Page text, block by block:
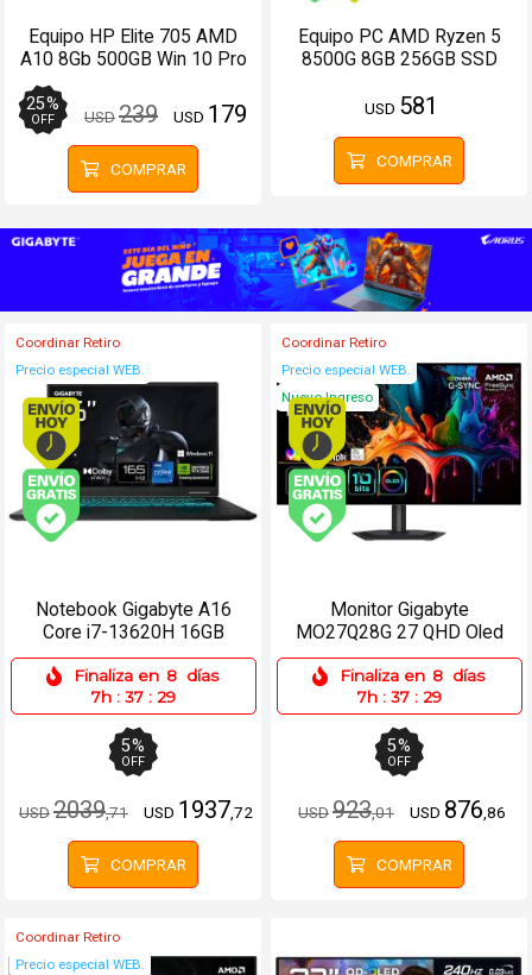
Equipo HP Elite 705 AMD
A10 8Gb 500GB Win 10 Pro
25%
OFF USD239 USD 179
COMPRAR
Equipo PC AMD Ryzen 5
8500G 8GB 256GB SSD
USD 581
COMPRAR
Coordinar Retiro
Precio especial WEB.
Envío hoy. Comprando antes de 13Hs.
Envío gratis (Ver Envíos y Pagos)
Notebook Gigabyte A16
Core i7-13620H 16GB
512SSD RTX5050 8GB
Finaliza en 8 días
7h : 37 : 29
5%
OFF
USD2039,71 USD 1937,72
COMPRAR
Coordinar Retiro
Precio especial WEB.
Nuevo Ingreso
Envío hoy.
Envío gratis (Ver
Monitor Gigabyte
MO27Q28G 27 QHD Oled
280Hz - 2xHDMI, DP, USB-
C
Finaliza en 8 días
7h : 37 : 29
5%
OFF
USD923,01 USD 876 ,86
COMPRAR
Coordinar Retiro
Precio especial WEB.